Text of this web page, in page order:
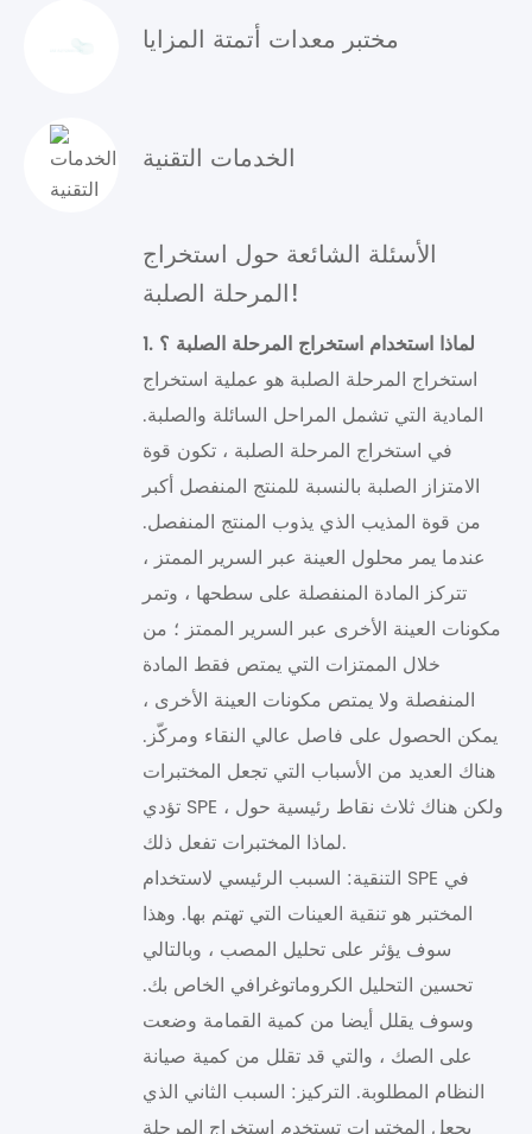
مختبر معدات أتمتة المزايا
الخدمات التقنية
الأسئلة الشائعة حول استخراج
المرحلة الصلبة!
1. لماذا استخدام استخراج المرحلة الصلبة ؟
استخراج المرحلة الصلبة هو عملية استخراج
المادية التي تشمل المراحل السائلة والصلبة.
في استخراج المرحلة الصلبة ، تكون قوة
الامتزاز الصلبة بالنسبة للمنتج المنفصل أكبر
من قوة المذيب الذي يذوب المنتج المنفصل.
عندما يمر محلول العينة عبر السرير الممتز ،
تتركز المادة المنفصلة على سطحها ، وتمر
مكونات العينة الأخرى عبر السرير الممتز ؛ من
خلال الممتزات التي يمتص فقط المادة
المنفصلة ولا يمتص مكونات العينة الأخرى ،
يمكن الحصول على فاصل عالي النقاء ومركّز.
هناك العديد من الأسباب التي تجعل المختبرات
تؤدي SPE ، ولكن هناك ثلاث نقاط رئيسية حول
لماذا المختبرات تفعل ذلك.
التنقية: السبب الرئيسي لاستخدام SPE في
المختبر هو تنقية العينات التي تهتم بها. وهذا
سوف يؤثر على تحليل المصب ، وبالتالي
تحسين التحليل الكروماتوغرافي الخاص بك.
وسوف يقلل أيضا من كمية القمامة وضعت
على الصك ، والتي قد تقلل من كمية صيانة
النظام المطلوبة. التركيز: السبب الثاني الذي